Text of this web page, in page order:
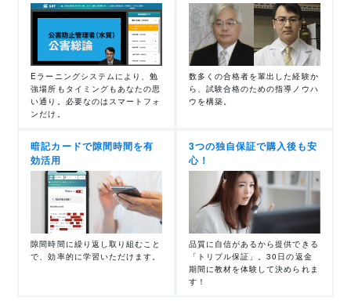
Eラーニングシステムにより、勉
強場所もタイミングもあなたの思
い通り。必要なのはスマートフォ
ンだけ。
数多くの合格者を輩出した経験か
ら、試験合格のための指導ノウハ
ウを構築。
暗記カードで隙間時間を有
効活用
隙間時間に繰り返し取り組むこと
で、効率的に学習いただけます。
3つの独自保証で購入後も安
心！
品質に自信があるから提供できる
「トリプル保証」。30日の返金
期間に教材を体験して決められま
す！